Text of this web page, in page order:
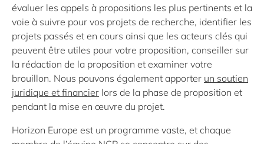
évaluer les appels à propositions les plus pertinents et la
voie à suivre pour vos projets de recherche, identifier les
projets passés et en cours ainsi que les acteurs clés qui
peuvent être utiles pour votre proposition, conseiller sur
la rédaction de la proposition et examiner votre
brouillon. Nous pouvons également apporter un soutien
juridique et financier lors de la phase de proposition et
pendant la mise en œuvre du projet.
Horizon Europe est un programme vaste, et chaque